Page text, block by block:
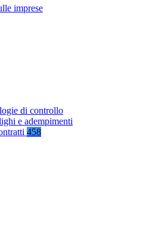
imprese
di controllo
e adempimenti
458